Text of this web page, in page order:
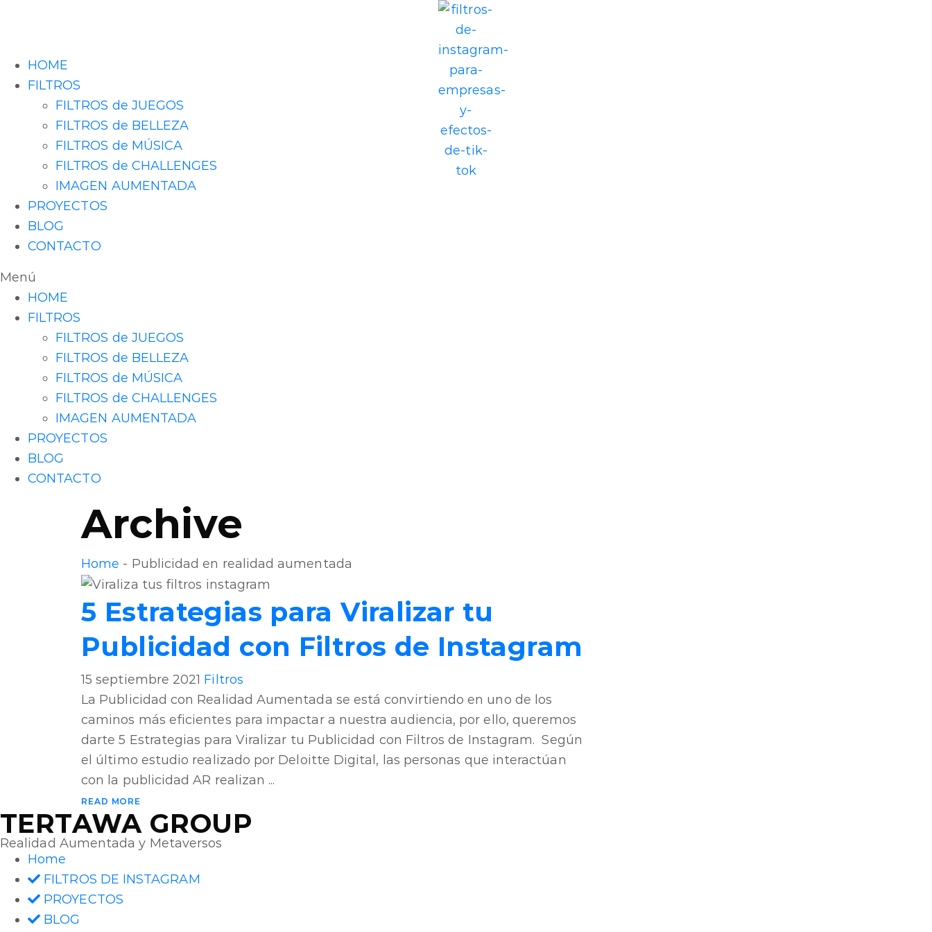
HOME
FILTROS
FILTROS de JUEGOS
FILTROS de BELLEZA
FILTROS de MÚSICA
FILTROS de CHALLENGES
IMAGEN AUMENTADA
PROYECTOS
BLOG
CONTACTO
Menú
HOME
FILTROS
FILTROS de JUEGOS
FILTROS de BELLEZA
FILTROS de MÚSICA
FILTROS de CHALLENGES
IMAGEN AUMENTADA
PROYECTOS
BLOG
CONTACTO
Archive
Home - Publicidad en realidad aumentada
5 Estrategias para Viralizar tu
Publicidad con Filtros de Instagram
15 septiembre 2021 Filtros
La Publicidad con Realidad Aumentada se está convirtiendo en uno de los
caminos más eficientes para impactar a nuestra audiencia, por ello, queremos
darte 5 Estrategias para Viralizar tu Publicidad con Filtros de Instagram. Según
el último estudio realizado por Deloitte Digital, las personas que interactúan
con la publicidad AR realizan ...
READ MORE
TERTAWA GROUP
Realidad Aumentada y Metaversos
Home
FILTROS DE INSTAGRAM
PROYECTOS
BLOG